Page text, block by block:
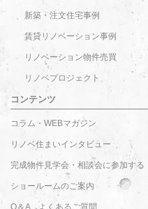
新築・注文住宅事例
賃貸リノベーション事例
リノベーション物件売買
リノベプロジェクト
コンテンツ
コラム・WEBマガジン
リノベ住まいインタビュー
完成物件見学会・相談会に参加する
ショールームのご案内
Q＆A よくあるご質問